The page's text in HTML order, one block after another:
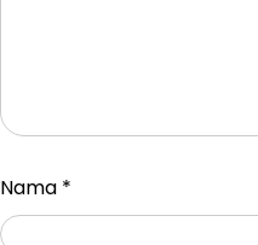
Nama *